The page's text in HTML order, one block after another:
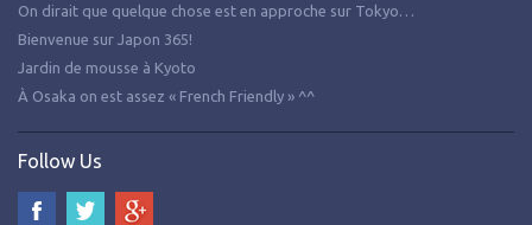
On dirait que quelque chose est en approche sur Tokyo…
Bienvenue sur Japon 365!
Jardin de mousse à Kyoto
À Osaka on est assez « French Friendly » ^^
Follow Us